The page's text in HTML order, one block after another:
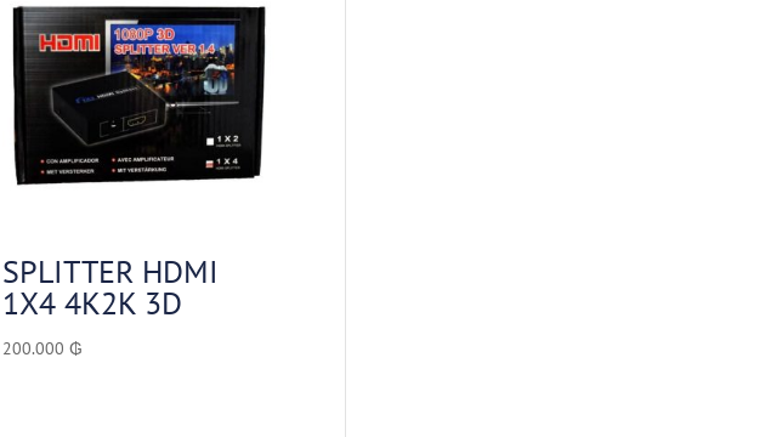
SPLITTER HDMI
1X4 4K2K 3D
200.000 ₲